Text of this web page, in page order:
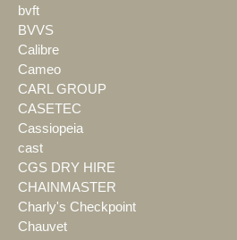
bvft
BVVS
Calibre
Cameo
CARL GROUP
CASETEC
Cassiopeia
cast
CGS DRY HIRE
CHAINMASTER
Charly's Checkpoint
Chauvet